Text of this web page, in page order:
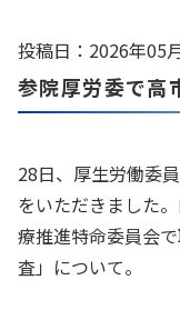
投稿日：2026年05
参院厚労委で高
28日、厚生労働委
をいただきました
療推進特命委員会
査」について。